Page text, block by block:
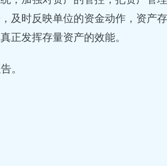
及时反映单位的资金动作，资产
正发挥存量资产的效能。
。